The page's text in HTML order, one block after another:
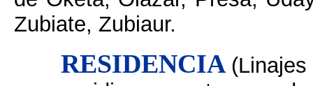
Zubiate, Zubiaur.
RESIDENCIA